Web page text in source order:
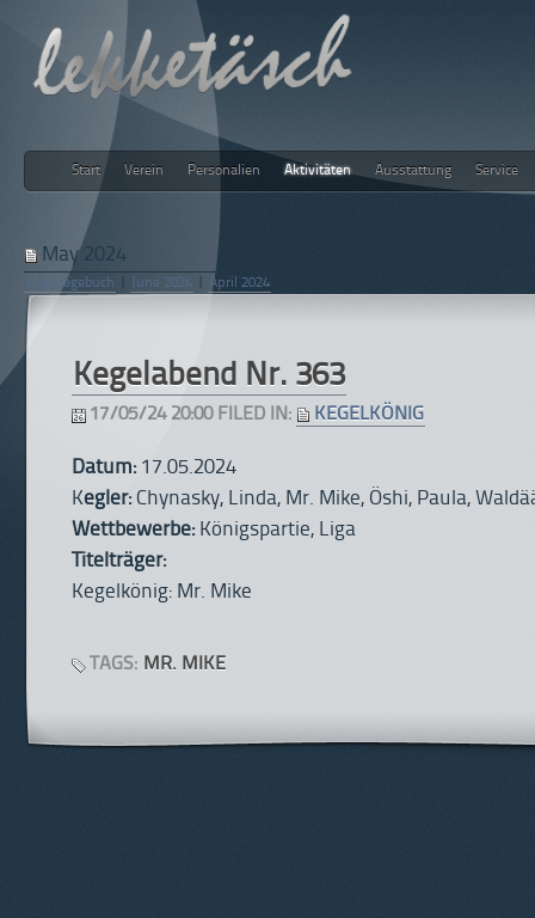
lekketäsch
Start Verein Personalien Aktivitäten Ausstattung Service
May 2024
Kegeltagebuch June 2024 April 2024
Kegelabend Nr. 363
17/05/24 20:00 FILED IN: KEGELKÖNIG
Datum:17.05.2024
Kegler:Chynasky, Linda, Mr. Mike, Öshi, Paula,
Wettbewerbe: Königspartie, Liga
Titelträger:
Kegelkönig: Mr. Mike
TAGS: MR. MIKE